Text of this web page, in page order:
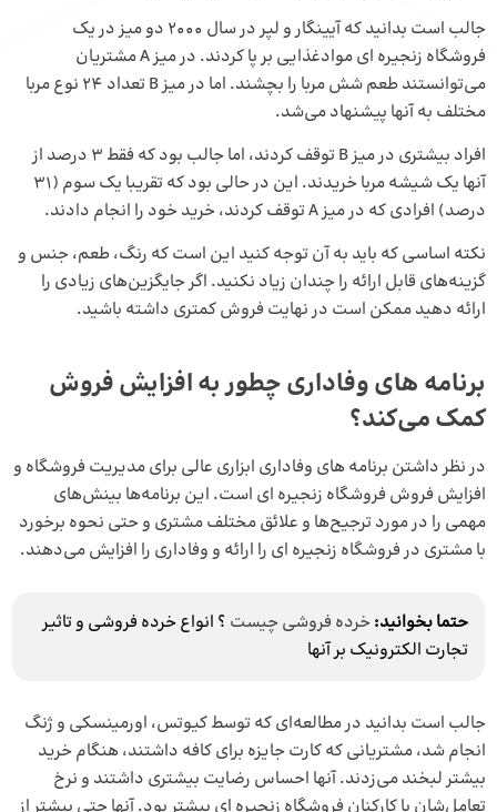
جالب است بدانید که آیینگار و لپر در سال 2000 دو میز در یک
فروشگاه زنجیره‌ ای موادغذایی بر پا کردند. در میز A مشتریان
می‌توانستند طعم شش مربا را بچشند. اما در میز B تعداد 24 نوع مربا
مختلف به آنها پیشنهاد می‌شد.
افراد بیشتری در میز B توقف کردند، اما جالب بود که فقط 3 درصد از
آنها یک شیشه مربا خریدند. این در حالی بود که تقریبا یک سوم (31
درصد) افرادی که در میز A توقف کردند، خرید خود را انجام دادند.
نکته اساسی که باید به آن توجه کنید این است که رنگ، طعم، جنس و
گزینه‌های قابل ارائه را چندان زیاد نکنید. اگر جایگزین‌های زیادی را
ارائه دهید ممکن است در نهایت فروش کمتری داشته باشید.
برنامه‌ های وفاداری چطور به افزایش فروش
کمک می‌کند؟
در نظر داشتن برنامه‌ های وفاداری ابزاری عالی برایمدیریت فروشگاه و
افزایش فروش فروشگاه زنجیره‌ ای است. این برنامه‌ها بینش‌های
مهمی را در مورد ترجیح‌ها و علائق مختلف مشتری و حتی نحوه برخورد
با مشتری در فروشگاه زنجیره ای را ارائه و وفاداری را افزایش می‌دهند.
حتما بخوانید:خرده‌ فروشی چیست ؟ انواع خرده فروشی و تاثیر
تجارت الکترونیک بر آنها
جالب است بدانید در مطالعه‌ای که توسط کیوتس، اورمینسکی و ژنگ
انجام شد، مشتریانی که کارت جایزه برای کافه داشتند، هنگام خرید
بیشتر لبخند می‌زدند. آنها احساس رضایت بیشتری داشتند و نرخ
تعامل‌شان با کارکنان فروشگاه زنجیره‌ ای بیشتر بود. آنها حتی بیشتر از